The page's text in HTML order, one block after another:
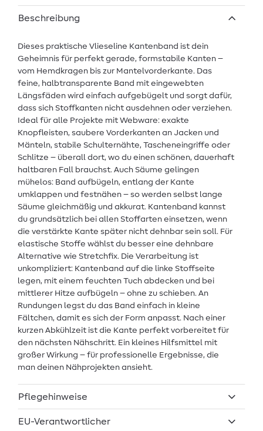
Beschreibung
Dieses praktische Vlieseline Kantenband ist dein
Geheimnis für perfekt gerade, formstabile Kanten –
vom Hemdkragen bis zur Mantelvorderkante. Das
feine, halbtransparente Band mit eingewebten
Längsfäden wird einfach aufgebügelt und sorgt dafür,
dass sich Stoffkanten nicht ausdehnen oder verziehen.
Ideal für alle Projekte mit Webware: exakte
Knopfleisten, saubere Vorderkanten an Jacken und
Mänteln, stabile Schulternähte, Tascheneingriffe oder
Schlitze – überall dort, wo du einen schönen, dauerhaft
haltbaren Fall brauchst. Auch Säume gelingen
mühelos: Band aufbügeln, entlang der Kante
umklappen und festnähen – so werden selbst lange
Säume gleichmäßig und akkurat. Kantenband kannst
du grundsätzlich bei allen Stoffarten einsetzen, wenn
die verstärkte Kante später nicht dehnbar sein soll. Für
elastische Stoffe wählst du besser eine dehnbare
Alternative wie Stretchfix. Die Verarbeitung ist
unkompliziert: Kantenband auf die linke Stoffseite
legen, mit einem feuchten Tuch abdecken und bei
mittlerer Hitze aufbügeln – ohne zu schieben. An
Rundungen legst du das Band einfach in kleine
Fältchen, damit es sich der Form anpasst. Nach einer
kurzen Abkühlzeit ist die Kante perfekt vorbereitet für
den nächsten Nähschritt. Ein kleines Hilfsmittel mit
großer Wirkung – für professionelle Ergebnisse, die
man deinen Nähprojekten ansieht.
Pflegehinweise
EU-Verantwortlicher